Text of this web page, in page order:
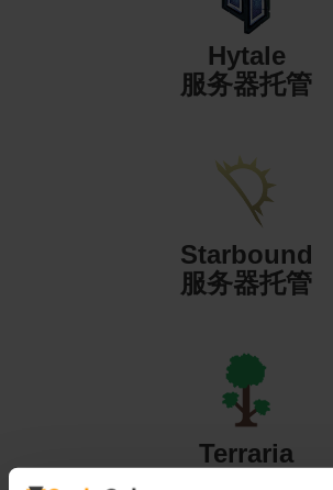
Hytale
服务器托管
Starbound
服务器托管
Terraria